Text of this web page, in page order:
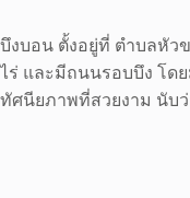
บึงบอน ตั้งอยู่ที่ ตำบลหัว
ไร่ และมีถนนรอบบึง โดย
ทัศนียภาพที่สวยงาม นับ